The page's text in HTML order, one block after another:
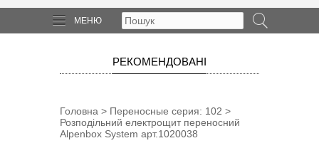
МЕНЮ
РЕКОМЕНДОВАНІ
Головна > Переносные cерия: 102 >
Розподільний електрощит переносний
Alpenbox System арт.1020038